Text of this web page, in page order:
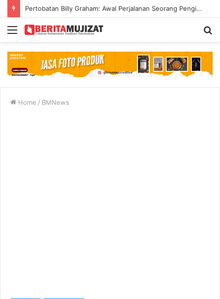
Pertobatan Billy Graham: Awal Perjalanan Seorang Penginjil Dunia
Menu
Home / BMNews